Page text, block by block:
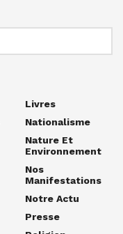
Livres
Nationalisme
Nature Et
Environnement
Nos
Manifestations
Notre Actu
Presse